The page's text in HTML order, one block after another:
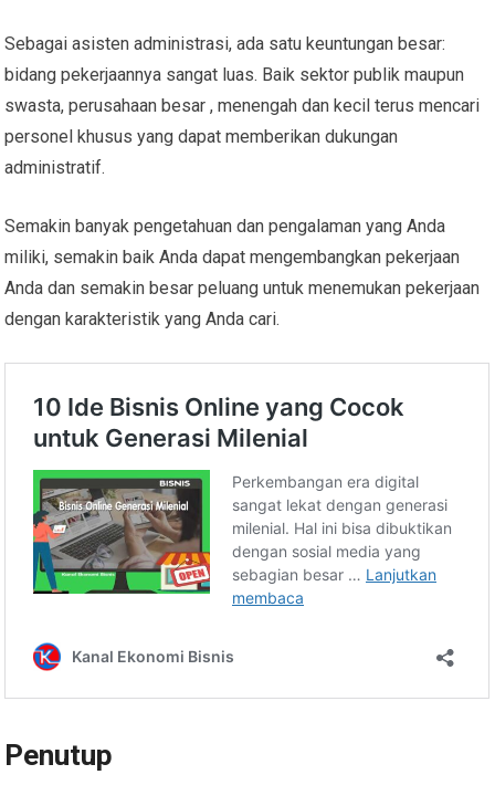
Sebagai asisten administrasi, ada satu keuntungan besar:
bidang pekerjaannya sangat luas. Baik sektor publik maupun
swasta, perusahaan besar , menengah dan kecil terus mencari
personel khusus yang dapat memberikan dukungan
administratif.
Semakin banyak pengetahuan dan pengalaman yang Anda
miliki, semakin baik Anda dapat mengembangkan pekerjaan
Anda dan semakin besar peluang untuk menemukan pekerjaan
dengan karakteristik yang Anda cari.
Penutup